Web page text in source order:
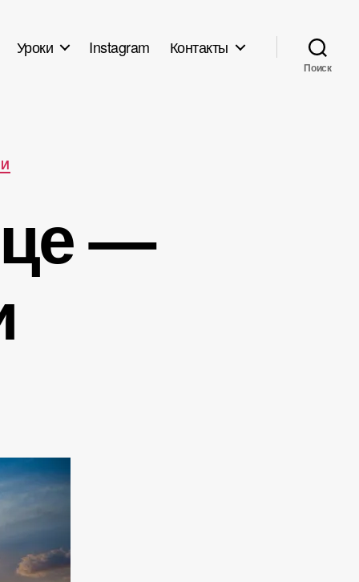
Уроки Instagram Контакты
Поиск
—